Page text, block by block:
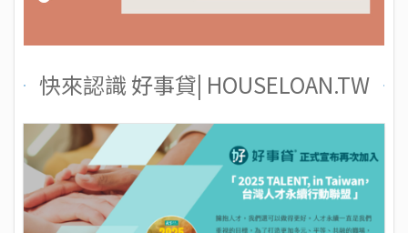
快來認識 好事貸| HOUSELOAN.TW